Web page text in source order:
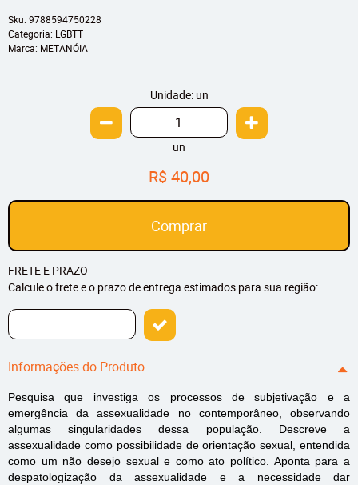
Sku: 9788594750228
Categoria: LGBTT
Marca: METANÓIA
Unidade: un
un
R$ 40,00
Comprar
FRETE E PRAZO
Calcule o frete e o prazo de entrega estimados para sua região:
Informações do Produto
Pesquisa que investiga os processos de subjetivação e a
emergência da assexualidade no contemporâneo, observando
algumas singularidades dessa população. Descreve a
assexualidade como possibilidade de orientação sexual, entendida
como um não desejo sexual e como ato político. Aponta para a
despatologização da assexualidade e a necessidade dar